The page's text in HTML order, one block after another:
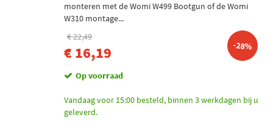
monteren met de Womi W499 Bootgun of de Womi
W310 montage...
€ 22,49
€ 16,19 -28%
Op voorraad
Vandaag voor 15:00 besteld, binnen 3 werkdagen bij u
geleverd.